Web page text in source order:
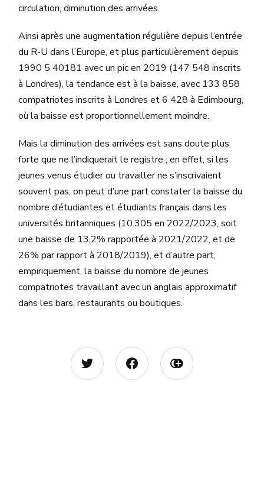
circulation, diminution des arrivées.
Ainsi après une augmentation régulière depuis l’entrée
du R-U dans l’Europe, et plus particulièrement depuis
1990 5 40181 avec un pic en 2019 (147 548 inscrits
à Londres), la tendance est à la baisse, avec 133 858
compatriotes inscrits à Londres et 6 428 à Edimbourg,
où la baisse est proportionnellement moindre.
Mais la diminution des arrivées est sans doute plus
forte que ne l’indiquerait le registre ; en effet, si les
jeunes venus étudier ou travailler ne s’inscrivaient
souvent pas, on peut d’une part constater la baisse du
nombre d’étudiantes et étudiants français dans les
universités britanniques (10.305 en 2022/2023, soit
une baisse de 13,2% rapportée à 2021/2022, et de
26% par rapport à 2018/2019), et d’autre part,
empiriquement, la baisse du nombre de jeunes
compatriotes travaillant avec un anglais approximatif
dans les bars, restaurants ou boutiques.